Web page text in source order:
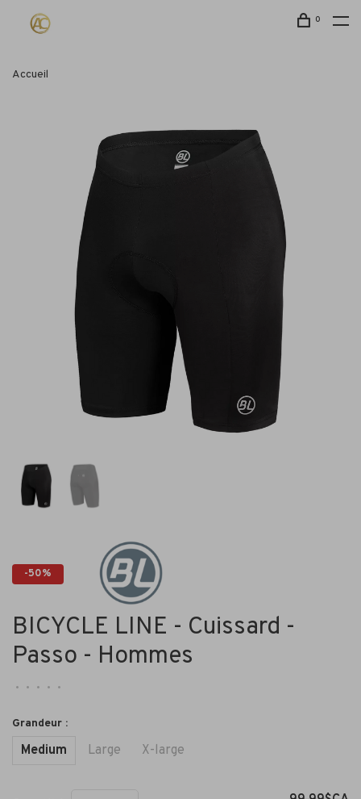
0
Accueil
-50%
BICYCLE LINE - Cuissard -
Passo - Hommes
• • • • •
Grandeur :
Medium Large X-large